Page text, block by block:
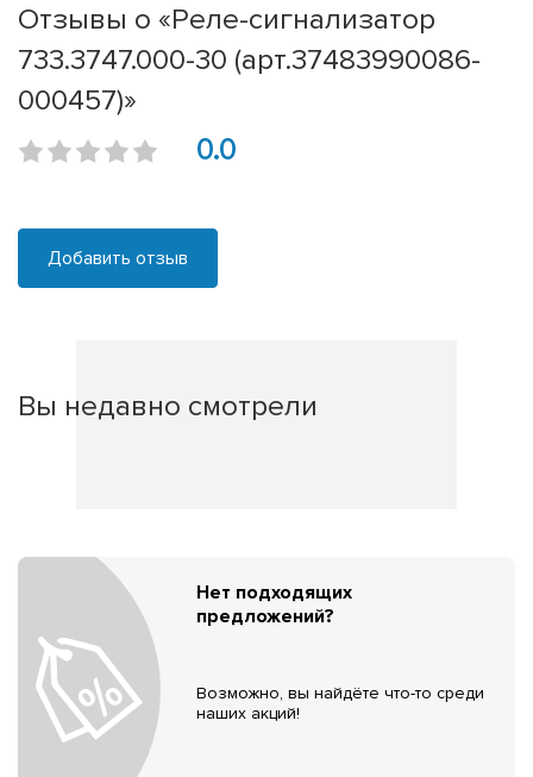
Отзывы о «Реле-сигнализатор
733.3747.000-30 (арт.37483990086-
000457)»
0.0
Добавить отзыв
Вы недавно смотрели
Нет подходящих
предложений?
Возможно, вы найдёте что-то среди
наших акций!